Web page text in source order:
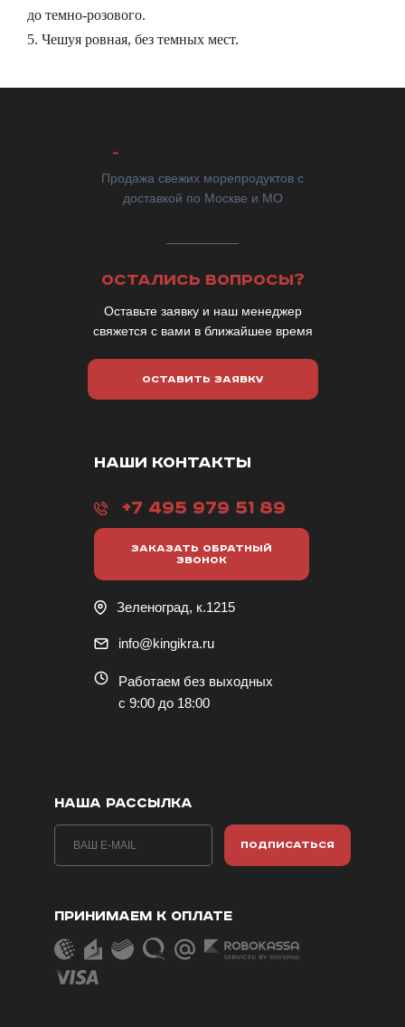
до темно-розового.
Чешуя ровная, без темных мест.
Продажа свежих морепродуктов с
доставкой по Москве и МО
ОСТАЛИСЬ ВОПРОСЫ?
Оставьте заявку и наш менеджер
свяжется с вами в ближайшее время
ОСТАВИТЬ ЗАЯВКУ
НАШИ КОНТАКТЫ
+7 495 979 51 89
ЗАКАЗАТЬ ОБРАТНЫЙ
ЗВОНОК
Зеленоград, к.1215
info@kingikra.ru
Работаем без выходных
с 9:00 до 18:00
НАША РАССЫЛКА
ПОДПИСАТЬСЯ
ПРИНИМАЕМ К ОПЛАТЕ